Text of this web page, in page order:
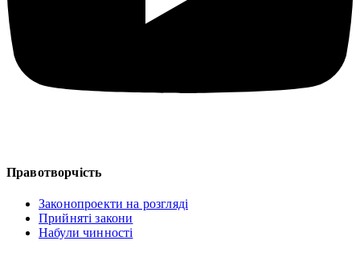
Правотворчість
Законопроекти на розгляді
Прийняті закони
Набули чинності